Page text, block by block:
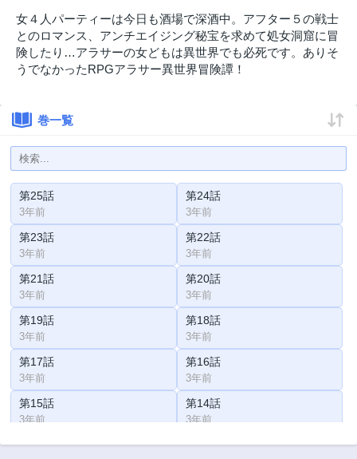
女４人パーティーは今日も酒場で深酒中。アフター５の戦士
とのロマンス、アンチエイジング秘宝を求めて処女洞窟に冒
険したり…アラサーの女どもは異世界でも必死です。ありそ
うでなかったRPGアラサー異世界冒険譚！
巻一覧
第25話
3年前
第24話
3年前
第23話
3年前
第22話
3年前
第21話
3年前
第20話
3年前
第19話
3年前
第18話
3年前
第17話
3年前
第16話
3年前
第15話
3年前
第14話
3年前
第13話 第12話